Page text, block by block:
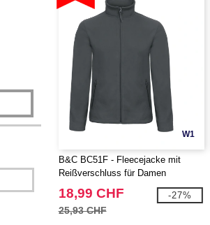
W1
B&C BC51F - Fleecejacke mit
Reißverschluss für Damen
18,99 CHF
25,93 CHF
-27%